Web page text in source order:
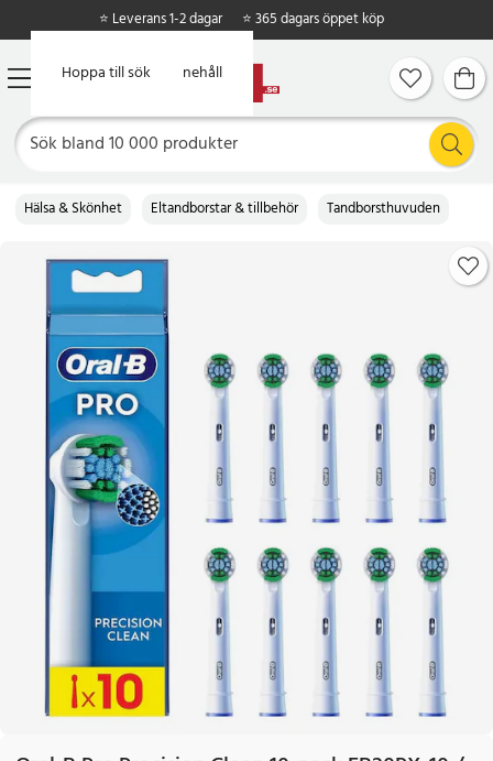
Hoppa till huvudinnehåll
Hoppa till sök
⭐ Leverans 1-2 dagar ⭐ 365 dagars öppet köp
Hälsa & Skönhet Eltandborstar & tillbehör Tandborsthuvuden